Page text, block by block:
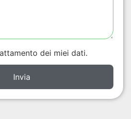
dei miei dati.
Invia